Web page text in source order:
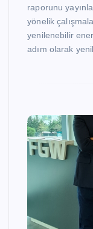
raporunu
yönelik
yenilenebilir
adım olarak